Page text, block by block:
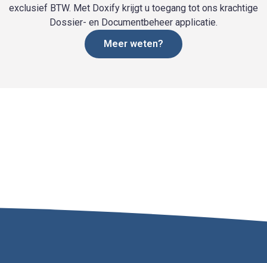
exclusief BTW. Met Doxify krijgt u toegang tot ons krachtige
Dossier- en Documentbeheer applicatie.
Meer weten?